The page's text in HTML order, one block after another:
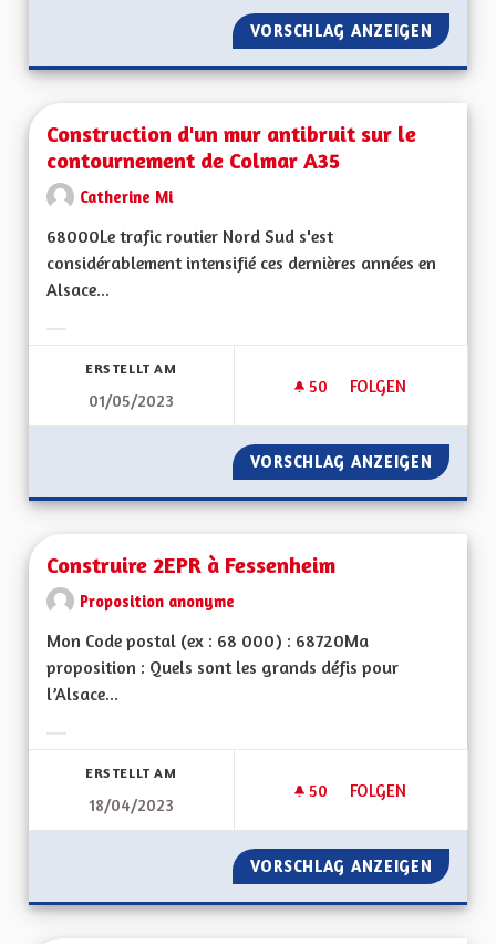
VORSCHLAG ANZEIGEN
Construction d'un mur antibruit sur le
contournement de Colmar A35
Catherine Mi
68000Le trafic routier Nord Sud s'est
considérablement intensifié ces dernières années en
Alsace...
ERSTELLT AM
01/05/2023
50 50 FOLLOWER
FOLGEN
CONSTRUCTION
VORSCHLAG ANZEIGEN
Construire 2EPR à Fessenheim
Proposition anonyme
Mon Code postal (ex : 68 000) : 68720Ma
proposition : Quels sont les grands défis pour
l’Alsace...
ERSTELLT AM
18/04/2023
50 50 FOLLOWER
FOLGEN
CONSTRUIRE
VORSCHLAG ANZEIGEN